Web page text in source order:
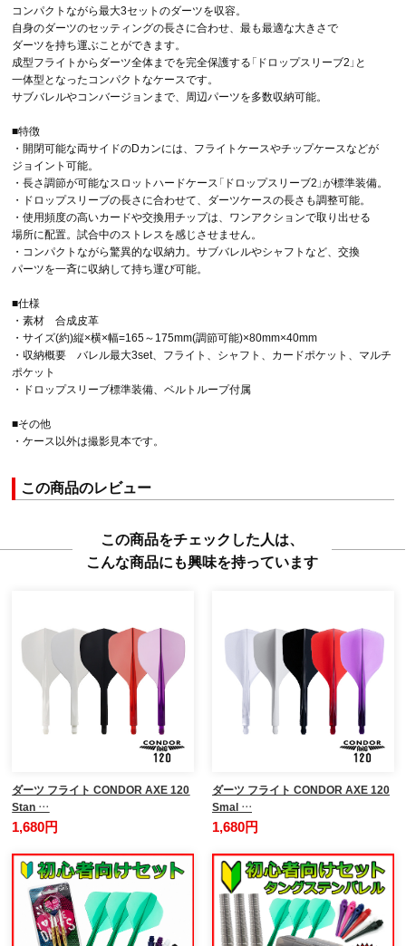
コンパクトながら最大3セットのダーツを収容。
自身のダーツのセッティングの長さに合わせ、最も最適な大きさで
ダーツを持ち運ぶことができます。
成型フライトからダーツ全体までを完全保護する「ドロップスリーブ2」と
一体型となったコンパクトなケースです。
サブバレルやコンバージョンまで、周辺パーツを多数収納可能。
■特徴
・開閉可能な両サイドのDカンには、フライトケースやチップケースなどが
ジョイント可能。
・長さ調節が可能なスロットハードケース「ドロップスリーブ2」が標準装備。
・ドロップスリーブの長さに合わせて、ダーツケースの長さも調整可能。
・使用頻度の高いカードや交換用チップは、ワンアクションで取り出せる
場所に配置。試合中のストレスを感じさせません。
・コンパクトながら驚異的な収納力。サブバレルやシャフトなど、交換
パーツを一斉に収納して持ち運び可能。
■仕様
・素材 合成皮革
・サイズ(約)縦×横×幅=165～175mm(調節可能)×80mm×40mm
・収納概要 バレル最大3set、フライト、シャフト、カードポケット、マルチ
ポケット
・ドロップスリーブ標準装備、ベルトループ付属
■その他
・ケース以外は撮影見本です。
この商品のレビュー
この商品をチェックした人は、
こんな商品にも興味を持っています
ダーツ フライト CONDOR AXE 120
Stan …
1,680円
ダーツ フライト CONDOR AXE 120
Smal …
1,680円